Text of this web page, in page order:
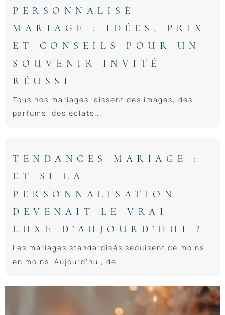
PERSONNALISÉ
MARIAGE : IDÉES, PRIX
ET CONSEILS POUR UN
SOUVENIR INVITÉ
RÉUSSI
Tous nos mariages laissent des images, des
parfums, des éclats...
TENDANCES MARIAGE :
ET SI LA
PERSONNALISATION
DEVENAIT LE VRAI
LUXE D’AUJOURD’HUI ?
Les mariages standardisés séduisent de moins
en moins. Aujourd’hui, de...